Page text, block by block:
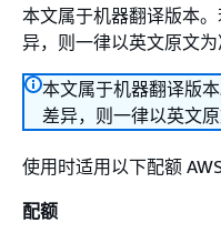
本文属于机器翻译版本
异，则一律以英文原文为
本文属于机器翻译版
差异，则一律以英文原
使用时适用以下配额 AWS
配额